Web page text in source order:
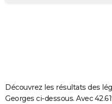
Carte de Noël
Carte Bonne année
Carte Saint-Valentin
Carte Pâques
Carte d'anniversaire
DICTIONNAIRE
Découvrez les résultats des
Georges ci-dessous. Avec